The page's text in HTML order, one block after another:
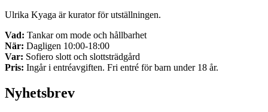
Ulrika Kyaga är kurator för utställningen.
Vad: Tankar om mode och hållbarhet
När: Dagligen 10:00-18:00
Var: Sofiero slott och slottsträdgård
Pris: Ingår i entréavgiften. Fri entré för barn under 18 år.
Nyhetsbrev